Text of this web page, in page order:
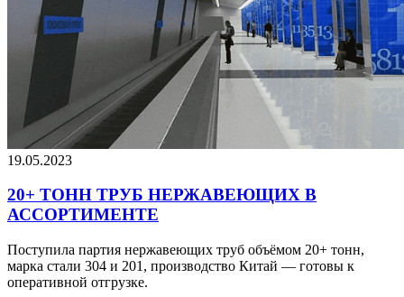
19.05.2023
20+ ТОНН ТРУБ НЕРЖАВЕЮЩИХ В
АССОРТИМЕНТЕ
Поступила партия нержавеющих труб объёмом 20+ тонн,
марка стали 304 и 201, производство Китай — готовы к
оперативной отгрузке.